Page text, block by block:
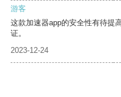
游客
这款加速器app的安全性有待提
证。
2023-12-24